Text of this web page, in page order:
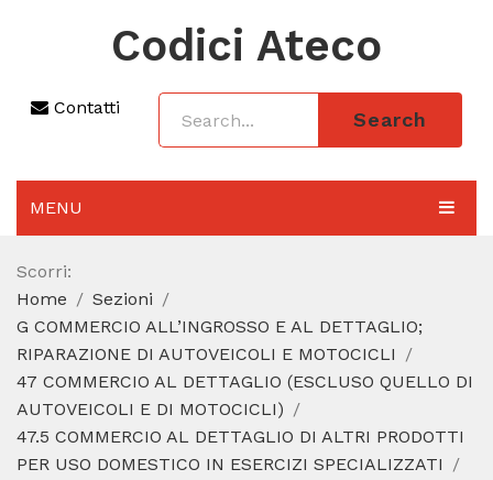
Codici Ateco
Contatti
Search
MENU
AGGIORNAMENTO 2025
SEZIONI
CODICE ATECO A COSA SERVE
CODICE FISCALE
Scorri:
Home
Sezioni
G COMMERCIO ALL’INGROSSO E AL DETTAGLIO;
RIPARAZIONE DI AUTOVEICOLI E MOTOCICLI
47 COMMERCIO AL DETTAGLIO (ESCLUSO QUELLO DI
AUTOVEICOLI E DI MOTOCICLI)
47.5 COMMERCIO AL DETTAGLIO DI ALTRI PRODOTTI
PER USO DOMESTICO IN ESERCIZI SPECIALIZZATI